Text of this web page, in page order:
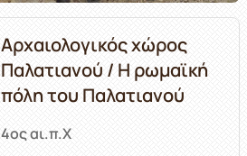
Αρχαιολογικός χώρος
Παλατιανού / Η ρωμαϊκή
πόλη του Παλατιανού
4ος αι.π.Χ